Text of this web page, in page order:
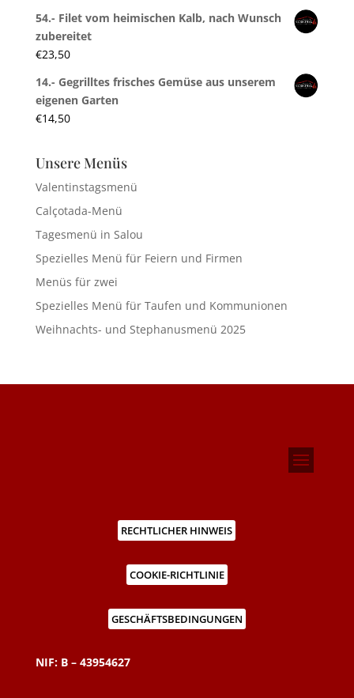
54.- Filet vom heimischen Kalb, nach Wunsch
zubereitet
€23,50
14.- Gegrilltes frisches Gemüse aus unserem
eigenen Garten
€14,50
Unsere Menüs
Valentinstagsmenü
Calçotada-Menü
Tagesmenü in Salou
Spezielles Menü für Feiern und Firmen
Menüs für zwei
Spezielles Menü für Taufen und Kommunionen
Weihnachts- und Stephanusmenü 2025
RECHTLICHER HINWEIS
COOKIE-RICHTLINIE
GESCHÄFTSBEDINGUNGEN
NIF: B – 43954627